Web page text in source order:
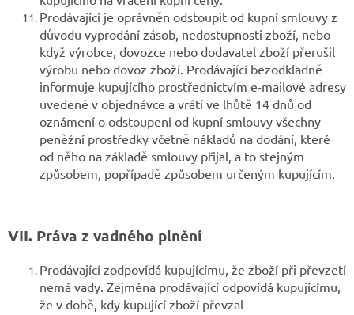
Prodávající je oprávněn odstoupit od kupní smlouvy z
důvodu vyprodání zásob, nedostupnosti zboží, nebo
když výrobce, dovozce nebo dodavatel zboží přerušil
výrobu nebo dovoz zboží. Prodávající bezodkladně
informuje kupujícího prostřednictvím e-mailové adresy
uvedené v objednávce a vrátí ve lhůtě 14 dnů od
oznámení o odstoupení od kupní smlouvy všechny
peněžní prostředky včetně nákladů na dodání, které
od něho na základě smlouvy přijal, a to stejným
způsobem, popřípadě způsobem určeným kupujícím.
VII. Práva z vadného plnění
Prodávající zodpovídá kupujícímu, že zboží při převzetí
nemá vady. Zejména prodávající odpovídá kupujícímu,
že v době, kdy kupující zboží převzal